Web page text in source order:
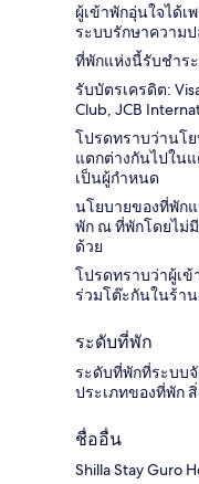
ผู้เข้าพักอุ่นใจได้
ระบบรักษาความ
ที่พักแห่งนี้รับชำร
รับบัตรเครดิต:
Club, JCB
โปรดทราบว่านโ
แตกต่างกันไปใน
เป็นผู้กำหนด
นโยบายของที่พักแ
พัก ณ ที่พักโดยไม่
ด้วย
โปรดทราบว่าผู้เ
ร่วมโต๊ะกันในร้า
ระดับที่พัก
ระดับที่พักที่ระบบ
ประเภทของที่พัก
ชื่ออื่น
Shilla Stay Guro